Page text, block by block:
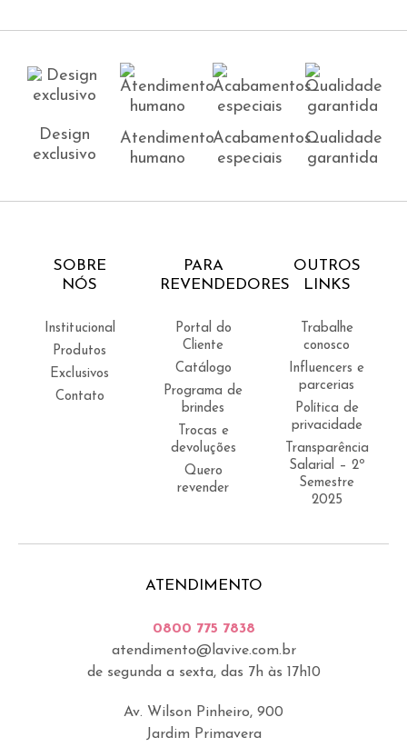
Design
exclusivo
Atendimento
humano
Acabamentos
especiais
Qualidade
garantida
SOBRE
NÓS
Institucional
Produtos
Exclusivos
Contato
PARA
REVENDEDORES
Portal do
Cliente
Catálogo
Programa de
brindes
Trocas e
devoluções
Quero
revender
OUTROS
LINKS
Trabalhe
conosco
Influencers e
parcerias
Política de
privacidade
Transparência
Salarial – 2º
Semestre
2025
ATENDIMENTO
0800 775 7838
atendimento@lavive.com.br
de segunda a sexta, das 7h às 17h10
Av. Wilson Pinheiro, 900
Jardim Primavera